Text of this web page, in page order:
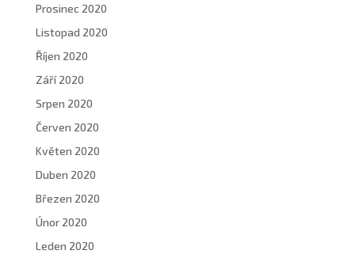
Prosinec 2020
Listopad 2020
Říjen 2020
Září 2020
Srpen 2020
Červen 2020
Květen 2020
Duben 2020
Březen 2020
Únor 2020
Leden 2020